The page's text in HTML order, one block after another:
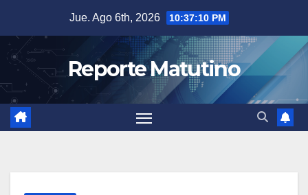
contenido
Jue. Ago 6th, 2026 10:37:12 PM
Reporte Matutino